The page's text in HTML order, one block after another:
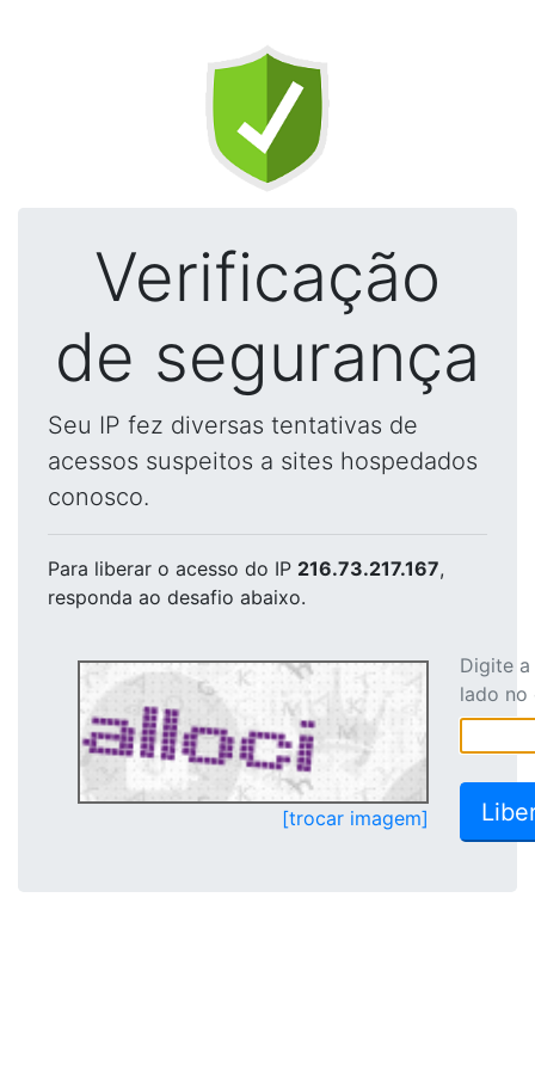
Verificação
de segurança
Seu IP fez diversas tentativas de
acessos suspeitos a sites hospedados
conosco.
Para liberar o acesso do IP 216.73.217.167,
responda ao desafio abaixo.
[trocar imagem]
Digite
lado no